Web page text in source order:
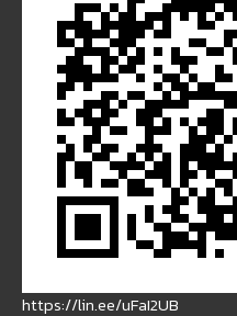
https://lin.ee/uFaI2UB